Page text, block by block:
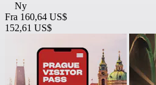
Ny
Fra 160,64 US$
152,61 US$